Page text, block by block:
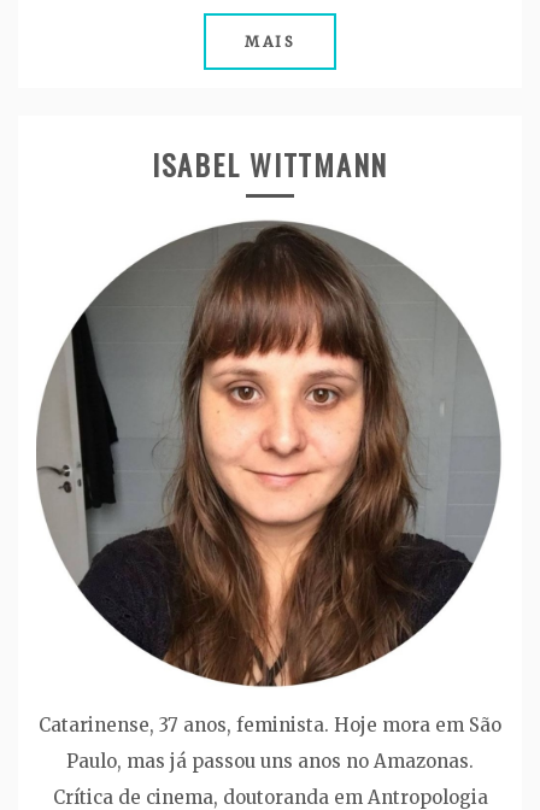
MAIS
ISABEL WITTMANN
Catarinense, 37 anos, feminista. Hoje mora em São
Paulo, mas já passou uns anos no Amazonas.
Crítica de cinema, doutoranda em Antropologia